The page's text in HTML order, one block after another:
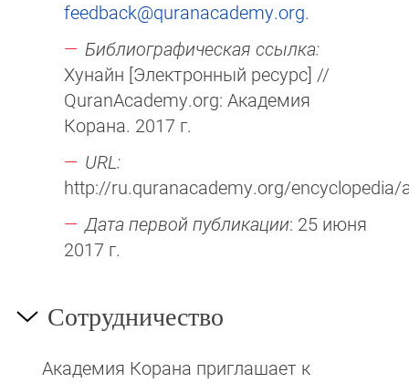
feedback@quranacademy.org.
Библиографическая ссылка:
Хунайн [Электронный ресурс] //
QuranAcademy.org: Академия
Корана. 2017 г.
URL:
http://ru.quranacademy.org/encyclopedia/
Дата первой публикации: 25 июня
2017 г.
Сотрудничество
Академия Корана при­гла­ша­ет к